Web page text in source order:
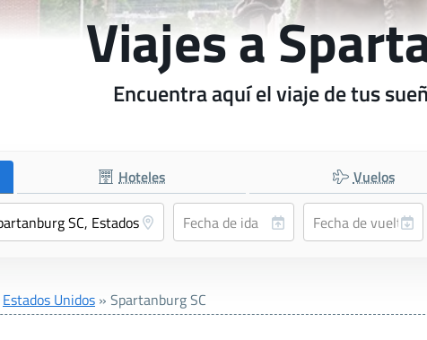
Viajes a
Encuentra aquí el viaje de tus
Hoteles Vuelos
Estados Unidos » Spartanburg SC